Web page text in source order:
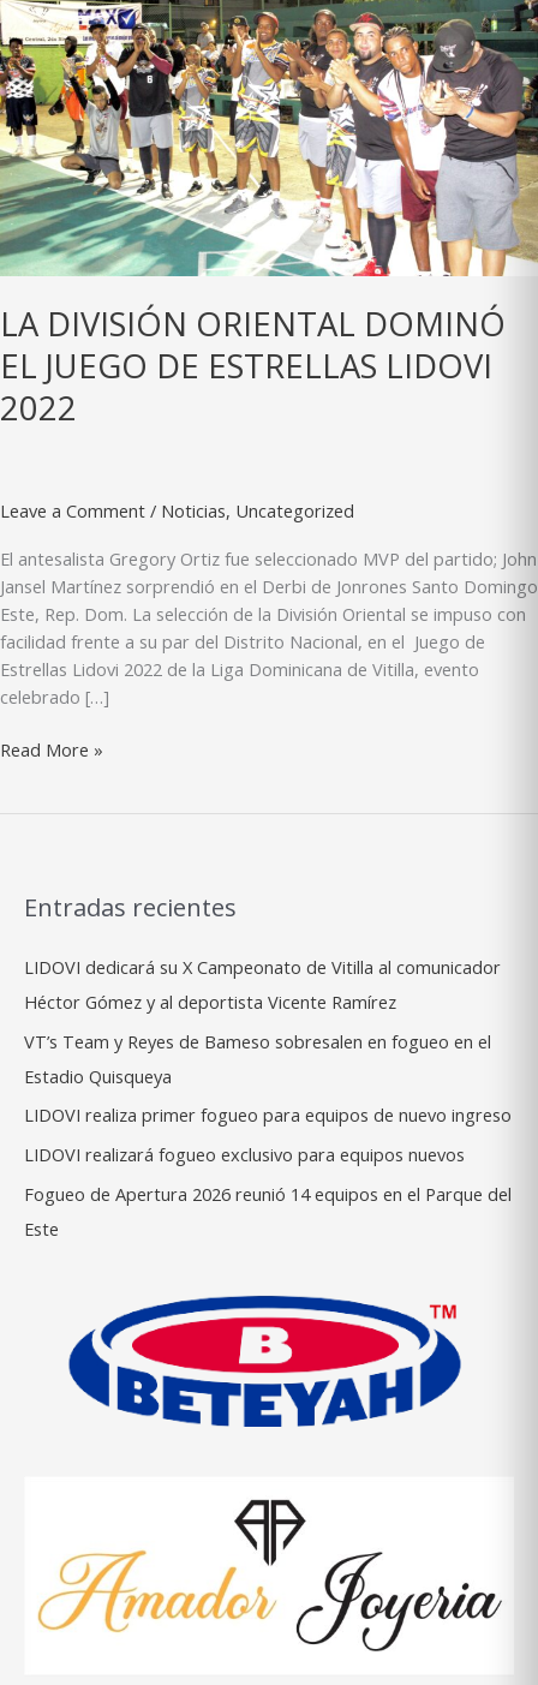
LA DIVISIÓN ORIENTAL DOMINÓ
EL JUEGO DE ESTRELLAS LIDOVI
2022
Leave a Comment / Noticias, Uncategorized
El antesalista Gregory Ortiz fue seleccionado MVP del partido; John
Jansel Martínez sorprendió en el Derbi de Jonrones Santo Domingo
Este, Rep. Dom. La selección de la División Oriental se impuso con
facilidad frente a su par del Distrito Nacional, en el Juego de
Estrellas Lidovi 2022 de la Liga Dominicana de Vitilla, evento
celebrado […]
LA
LIDOVI
2022
Read More »
Entradas recientes
LIDOVI dedicará su X Campeonato de Vitilla al comunicador
Héctor Gómez y al deportista Vicente Ramírez
VT’s Team y Reyes de Bameso sobresalen en fogueo en el
Estadio Quisqueya
LIDOVI realiza primer fogueo para equipos de nuevo ingreso
LIDOVI realizará fogueo exclusivo para equipos nuevos
Fogueo de Apertura 2026 reunió 14 equipos en el Parque del
Este